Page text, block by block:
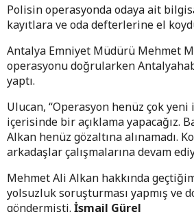
Polisin operasyonda odaya ait
kayıtlara ve oda defterlerine el
Antalya Emniyet Müdürü Mehmet
operasyonu doğrularken
yaptı.
Ulucan, “Operasyon henüz çok
içerisinde bir açıklama yapacağız.
Alkan henüz gözaltına alınamadı.
arkadaşlar çalışmalarına devam
Mehmet Ali Alkan hakkında
yolsuzluk soruşturması yapmış ve
göndermişti. İsmail Gürel